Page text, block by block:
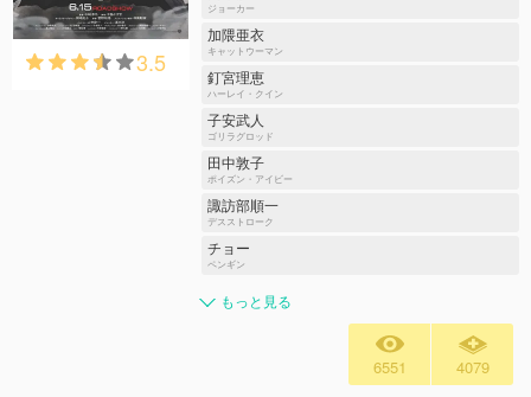
3.5
ジョーカー
加隈亜衣
キャットウーマン
釘宮理恵
ハーレイ・クイン
子安武人
ゴリラグロッド
田中敦子
ポイズン・アイビー
諏訪部順一
デスストローク
チョー
ペンギン
もっと見る
6551 4079